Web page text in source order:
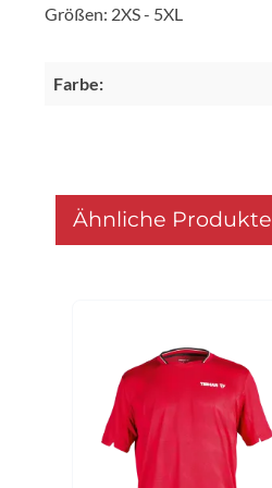
Größen: 2XS - 5XL
Farbe:
Ähnliche Produkte